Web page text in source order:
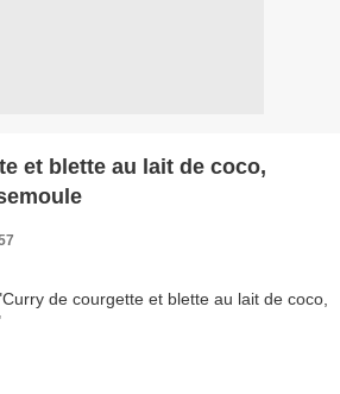
et blette au lait de coco,